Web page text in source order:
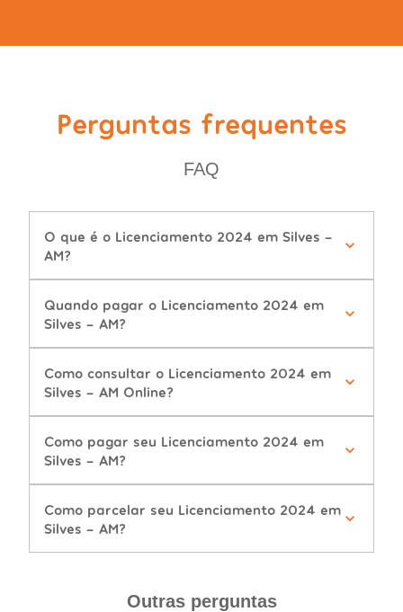
Perguntas frequentes
FAQ
O que é o Licenciamento 2024 em Silves -
AM?
Quando pagar o Licenciamento 2024 em
Silves - AM?
Como consultar o Licenciamento 2024 em
Silves - AM Online?
Como pagar seu Licenciamento 2024 em
Silves - AM?
Como parcelar seu Licenciamento 2024 em
Silves - AM?
Outras perguntas